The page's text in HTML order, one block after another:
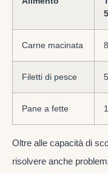
Carne macinata
Filetti di pesce
Pane a fette
Oltre alle capacità di
risolvere anche